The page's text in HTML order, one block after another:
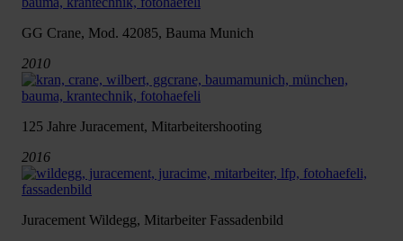
GG Crane, Mod. 42085, Bauma Munich
2010
125 Jahre Juracement, Mitarbeitershooting
2016
Juracement Wildegg, Mitarbeiter Fassadenbild